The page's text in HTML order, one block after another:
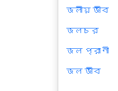
জলীয় জীব
জলচর
জল প্রাণী
জল জীব